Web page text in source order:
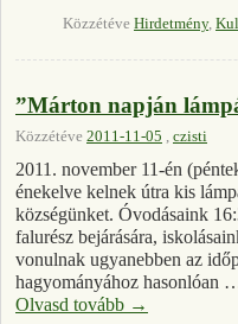
Közzétéve Hirdetmény,
”Márton napján
Közzétéve 2011-11-05 , czisti
2011. november 11-én
énekelve kelnek útra kis
községünket. Óvodásaink
falurész bejárására,
vonulnak ugyanebben az
hagyományához hasonlóan
Olvasd tovább →